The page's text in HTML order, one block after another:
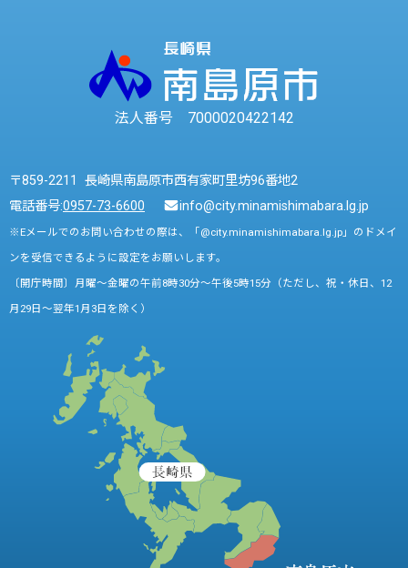
法人番号 7000020422142
〒859-2211 長崎県南島原市西有家町里坊96番地2
電話番号:0957-73-6600 info@city.minamishimabara.lg.jp
※Eメールでのお問い合わせの際は、「@city.minamishimabara.lg.jp」のドメイ
ンを受信できるように設定をお願いします。
〔開庁時間〕月曜～金曜の午前8時30分～午後5時15分（ただし、祝・休日、12
月29日～翌年1月3日を除く）